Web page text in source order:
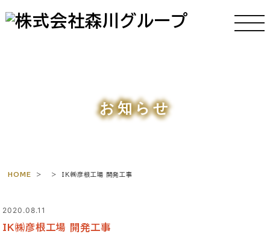
お知らせ
HOME > > IK㈱彦根工場 開発工事
2020.08.11
IK㈱彦根工場 開発工事